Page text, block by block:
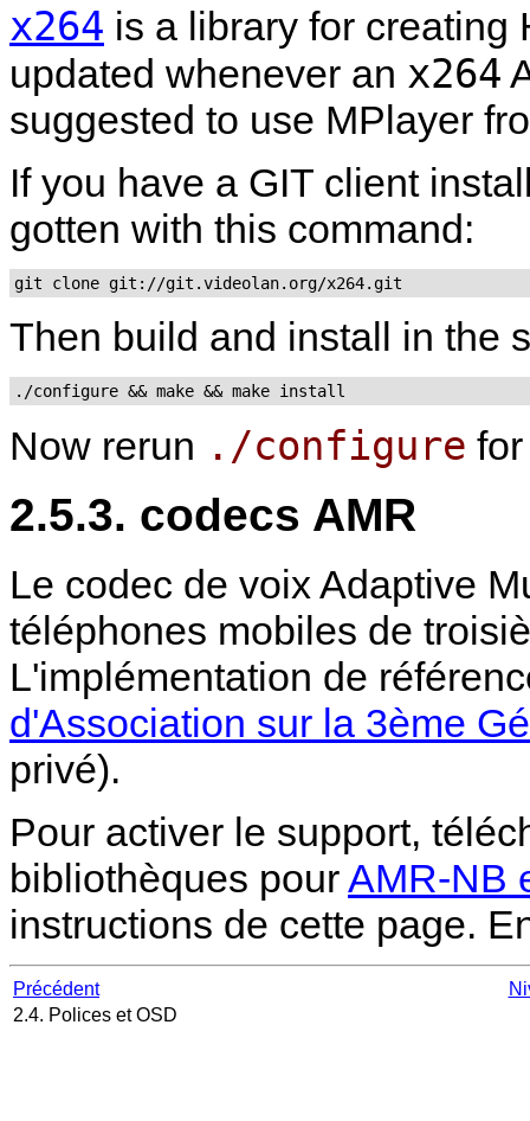
x264 is a library for
updated whenever an x264
suggested to use MPlayer
If you have a GIT client
gotten with this command:
git clone git://git.videolan.org/x264.git
Then build and install in the
./configure && make && make install
Now rerun ./configure
2.5.3. codecs AMR
Le codec de voix Adaptive
téléphones mobiles de
L'implémentation de
d'Association sur la 3ème
privé).
Pour activer le support,
bibliothèques pourAMR-NB
instructions de cette page.
Précédent
2.4. Polices et OSD